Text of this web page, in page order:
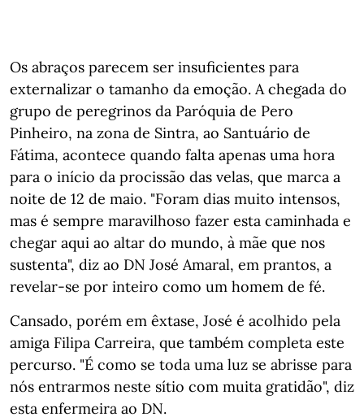
Os abraços parecem ser insuficientes para
externalizar o tamanho da emoção. A chegada do
grupo de peregrinos da Paróquia de Pero
Pinheiro, na zona de Sintra, ao Santuário de
Fátima, acontece quando falta apenas uma hora
para o início da procissão das velas, que marca a
noite de 12 de maio. "Foram dias muito intensos,
mas é sempre maravilhoso fazer esta caminhada e
chegar aqui ao altar do mundo, à mãe que nos
sustenta", diz ao DN José Amaral, em prantos, a
revelar-se por inteiro como um homem de fé.
Cansado, porém em êxtase, José é acolhido pela
amiga Filipa Carreira, que também completa este
percurso. "É como se toda uma luz se abrisse para
nós entrarmos neste sítio com muita gratidão", diz
esta enfermeira ao DN.